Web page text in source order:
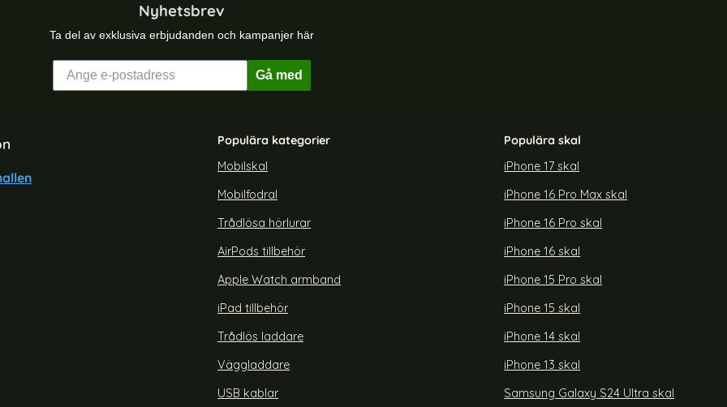
Nyhetsbrev
Ta del av exklusiva erbjudanden och kampanjer här
Gå med
Populära kategorier
Mobilskal
Mobilfodral
Trådlösa hörlurar
AirPods tillbehör
Apple Watch armband
iPad tillbehör
Trådlös laddare
Väggladdare
USB kablar
Populära skal
iPhone 17 skal
iPhone 16 Pro Max skal
iPhone 16 Pro skal
iPhone 16 skal
iPhone 15 Pro skal
iPhone 15 skal
iPhone 14 skal
iPhone 13 skal
Samsung Galaxy S24 Ultra skal